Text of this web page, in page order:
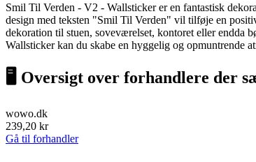
Smil Til Verden - V2 - Wallsticker er en fantastisk
design med teksten "Smil Til Verden" vil tilføje en
dekoration til stuen, soveværelset, kontoret eller endda
Wallsticker kan du skabe en hyggelig og opmuntrende
🖥 Oversigt over forhandlere der
wowo.dk
239,20 kr
Gå til forhandler